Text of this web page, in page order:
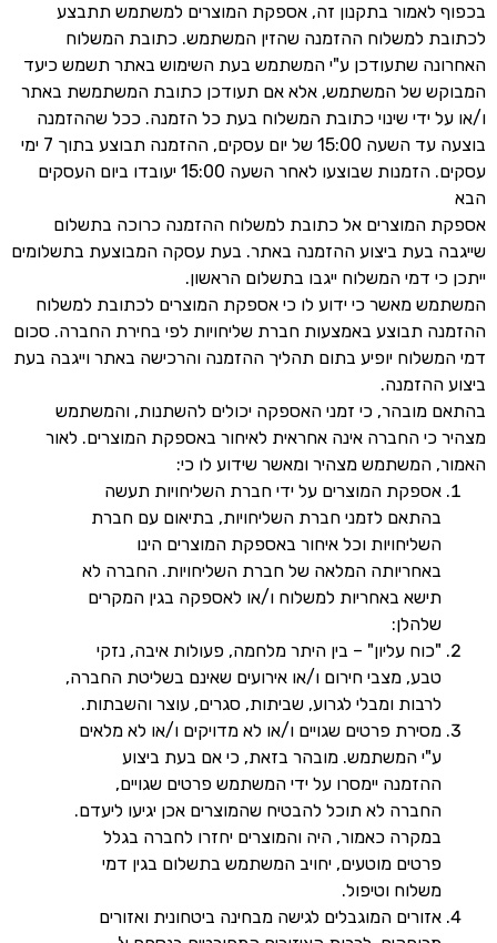
בכפוף לאמור בתקנון זה, אספקת המוצרים למשתמש תתבצע
לכתובת למשלוח ההזמנה שהזין המשתמש. כתובת המשלוח
האחרונה שתעודכן ע"י המשתמש בעת השימוש באתר תשמש כיעד
המבוקש של המשתמש, אלא אם תעודכן כתובת המשתמשת באתר
ו/או על ידי שינוי כתובת המשלוח בעת כל הזמנה. ככל שההזמנה
בוצעה עד השעה 15:00 של יום עסקים, ההזמנה תבוצע בתוך 7 ימי
עסקים. הזמנות שבוצעו לאחר השעה 15:00 יעובדו ביום העסקים
הבא
אספקת המוצרים אל כתובת למשלוח ההזמנה כרוכה בתשלום
שייגבה בעת ביצוע ההזמנה באתר. בעת עסקה המבוצעת בתשלומים
ייתכן כי דמי המשלוח ייגבו בתשלום הראשון.
המשתמש מאשר כי ידוע לו כי אספקת המוצרים לכתובת למשלוח
ההזמנה תבוצע באמצעות חברת שליחויות לפי בחירת החברה. סכום
דמי המשלוח יופיע בתום תהליך ההזמנה והרכישה באתר וייגבה בעת
ביצוע ההזמנה.
בהתאם מובהר, כי זמני האספקה יכולים להשתנות, והמשתמש
מצהיר כי החברה אינה אחראית לאיחור באספקת המוצרים. לאור
האמור, המשתמש מצהיר ומאשר שידוע לו כי:
אספקת המוצרים על ידי חברת השליחויות תעשה
בהתאם לזמני חברת השליחויות, בתיאום עם חברת
השליחויות וכל איחור באספקת המוצרים הינו
באחריותה המלאה של חברת השליחויות. החברה לא
תישא באחריות למשלוח ו/או לאספקה בגין המקרים
שלהלן:
"כוח עליון" – בין היתר מלחמה, פעולות איבה, נזקי
טבע, מצבי חירום ו/או אירועים שאינם בשליטת החברה,
לרבות ומבלי לגרוע, שביתות, סגרים, עוצר והשבתות.
מסירת פרטים שגויים ו/או לא מדויקים ו/או לא מלאים
ע"י המשתמש. מובהר בזאת, כי אם בעת ביצוע
ההזמנה יימסרו על ידי המשתמש פרטים שגויים,
החברה לא תוכל להבטיח שהמוצרים אכן יגיעו ליעדם.
במקרה כאמור, היה והמוצרים יחזרו לחברה בגלל
פרטים מוטעים, יחויב המשתמש בתשלום בגין דמי
משלוח וטיפול.
אזורים המוגבלים לגישה מבחינה ביטחונית ואזורים